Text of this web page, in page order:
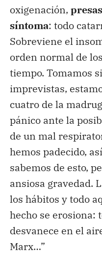
oxigenación,
síntoma: todo
Sobreviene el
orden normal de
tiempo. Tomamos
imprevistas,
cuatro de la
pánico ante la
de un mal
hemos padecido,
sabemos de esto,
ansiosa gravedad.
los hábitos y todo
hecho se erosiona:
desvanece en el
Marx…”